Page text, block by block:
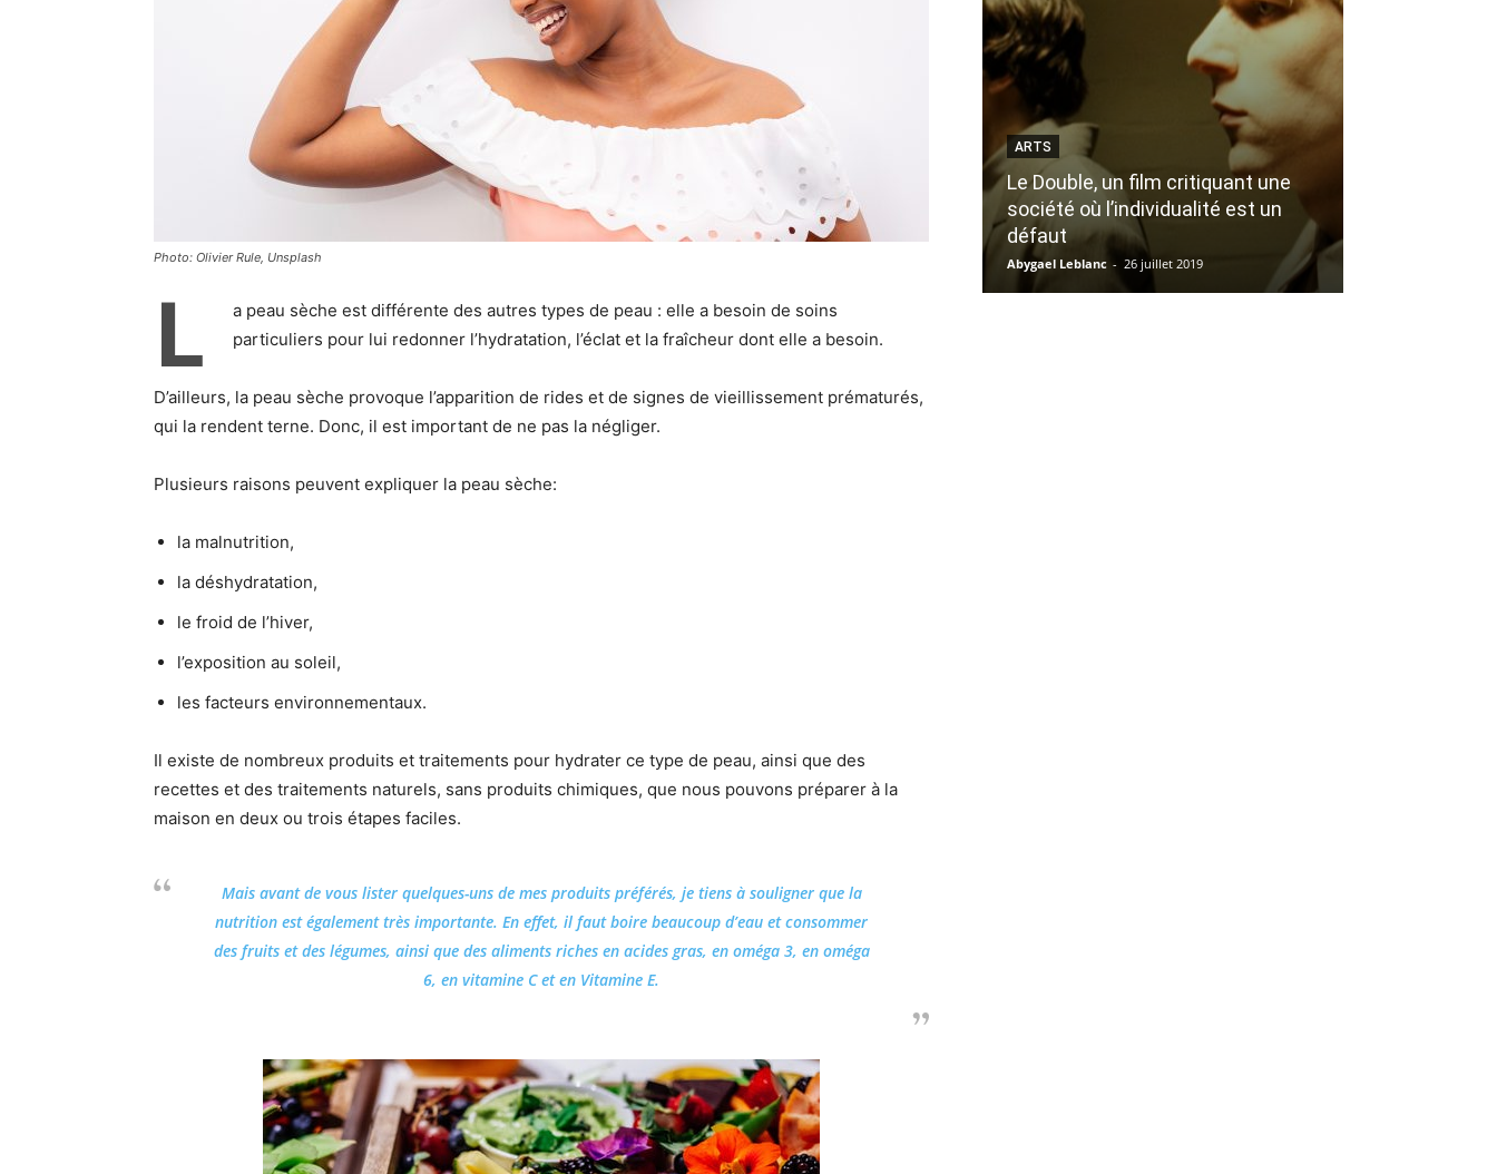
Photo: Olivier Rule, Unsplash
L
a peau sèche est différente des autres types de peau : elle a besoin de soins
particuliers pour lui redonner l’hydratation, l’éclat et la fraîcheur dont elle a besoin.
D’ailleurs, la peau sèche provoque l’apparition de rides et de signes de vieillissement prématurés,
qui la rendent terne. Donc, il est important de ne pas la négliger.
Plusieurs raisons peuvent expliquer la peau sèche:
la malnutrition,
la déshydratation,
le froid de l’hiver,
l’exposition au soleil,
les facteurs environnementaux.
Il existe de nombreux produits et traitements pour hydrater ce type de peau, ainsi que des
recettes et des traitements naturels, sans produits chimiques, que nous pouvons préparer à la
maison en deux ou trois étapes faciles.
Mais avant de vous lister quelques-uns de mes produits préférés, je tiens à souligner que la
nutrition est également très importante. En effet, il faut boire beaucoup d’eau et consommer
des fruits et des légumes, ainsi que des aliments riches en acides gras, en oméga 3, en oméga
6, en vitamine C et en Vitamine E.
ARTS
Le Double, un film critiquant une
société où l’individualité est un
défaut
Abygael Leblanc - 26 juillet 2019